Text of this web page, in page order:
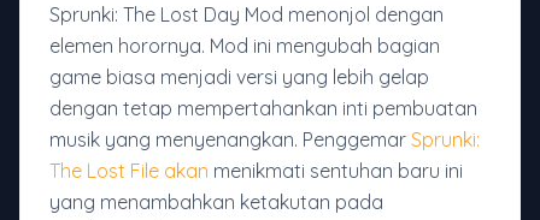
Sprunki: The Lost Day Mod menonjol dengan
elemen horornya. Mod ini mengubah bagian
game biasa menjadi versi yang lebih gelap
dengan tetap mempertahankan inti pembuatan
musik yang menyenangkan. Penggemar Sprunki:
The Lost File akan menikmati sentuhan baru ini
yang menambahkan ketakutan pada